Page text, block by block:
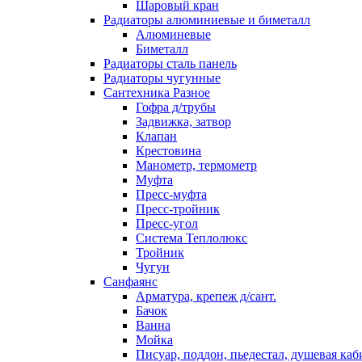
Шаровый кран
Радиаторы алюминиевые и биметалл
Алюминевые
Биметалл
Радиаторы сталь панель
Радиаторы чугунные
Сантехника Разное
Гофра д/трубы
Задвижка, затвор
Клапан
Крестовина
Манометр, термометр
Муфта
Пресс-муфта
Пресс-тройник
Пресс-угол
Система Теплолюкс
Тройник
Чугун
Санфаянс
Арматура, крепеж д/сант.
Бачок
Ванна
Мойка
Писуар, поддон, пьедестал, душевая